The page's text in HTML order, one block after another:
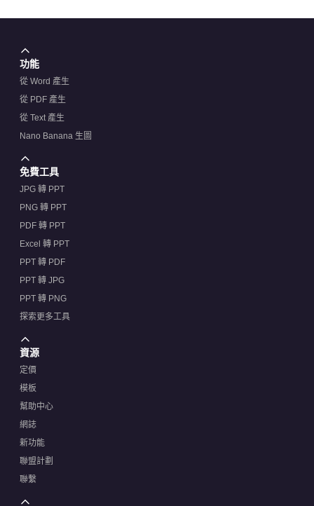
功能
從 Word 產生
從 PDF 產生
從 Text 產生
Nano Banana 生圖
免費工具
JPG 轉 PPT
PNG 轉 PPT
PDF 轉 PPT
Excel 轉 PPT
PPT 轉 PDF
PPT 轉 JPG
PPT 轉 PNG
探索更多工具
資源
定價
模板
幫助中心
網誌
新功能
聯盟計劃
聯繫